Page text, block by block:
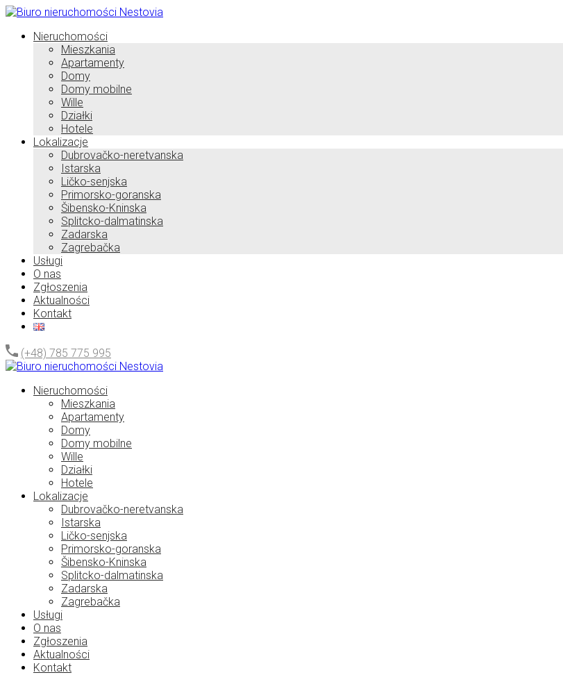
Nieruchomości
Mieszkania
Apartamenty
Domy
Domy mobilne
Wille
Działki
Hotele
Lokalizacje
Dubrovačko-neretvanska
Istarska
Ličko-senjska
Primorsko-goranska
Šibensko-Kninska
Splitcko-dalmatinska
Zadarska
Zagrebačka
Usługi
O nas
Zgłoszenia
Aktualności
Kontakt
(+48) 785 775 995
Nieruchomości
Mieszkania
Apartamenty
Domy
Domy mobilne
Wille
Działki
Hotele
Lokalizacje
Dubrovačko-neretvanska
Istarska
Ličko-senjska
Primorsko-goranska
Šibensko-Kninska
Splitcko-dalmatinska
Zadarska
Zagrebačka
Usługi
O nas
Zgłoszenia
Aktualności
Kontakt